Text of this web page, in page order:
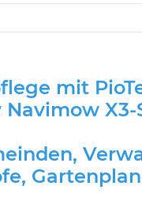
mit
X3-